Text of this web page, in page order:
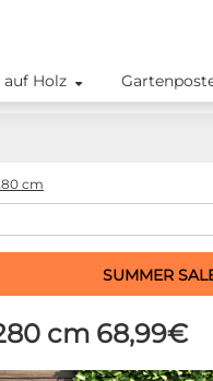
auf Holz
cm
SUMMER
cm 68,99€